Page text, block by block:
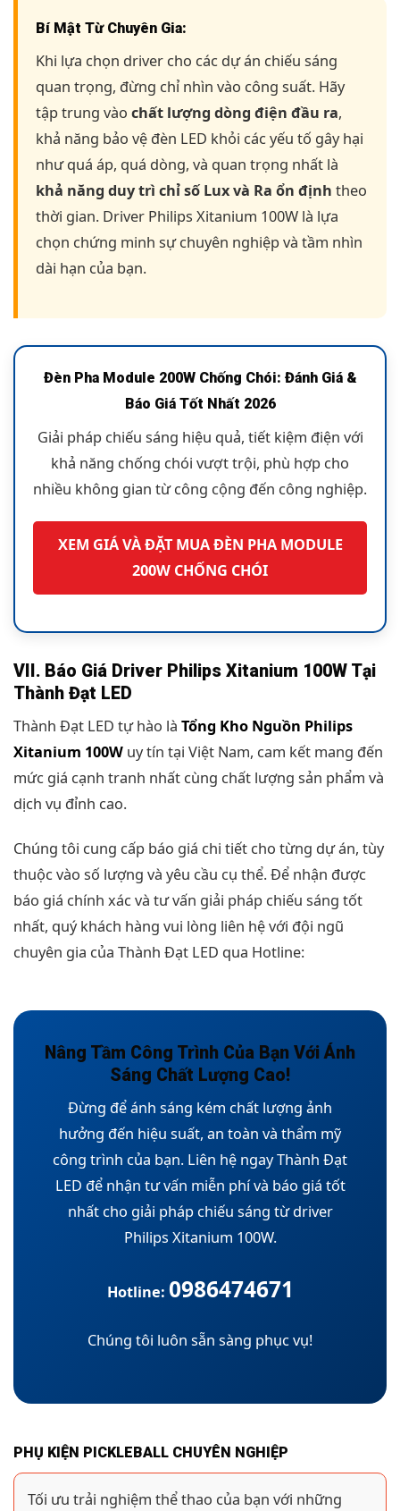
Bí Mật Từ Chuyên Gia:
Khi lựa chọn driver cho các dự án chiếu sáng
quan trọng, đừng chỉ nhìn vào công suất. Hãy
tập trung vào chất lượng dòng điện đầu ra,
khả năng bảo vệ đèn LED khỏi các yếu tố gây hại
như quá áp, quá dòng, và quan trọng nhất là
khả năng duy trì chỉ số Lux và Ra ổn định theo
thời gian. Driver Philips Xitanium 100W là lựa
chọn chứng minh sự chuyên nghiệp và tầm nhìn
dài hạn của bạn.
Đèn Pha Module 200W Chống Chói: Đánh Giá &
Báo Giá Tốt Nhất 2026
Giải pháp chiếu sáng hiệu quả, tiết kiệm điện với
khả năng chống chói vượt trội, phù hợp cho
nhiều không gian từ công cộng đến công nghiệp.
XEM GIÁ VÀ ĐẶT MUA ĐÈN PHA MODULE
200W CHỐNG CHÓI
VII. Báo Giá Driver Philips Xitanium 100W Tại
Thành Đạt LED
Thành Đạt LED tự hào là Tổng Kho Nguồn Philips
Xitanium 100W uy tín tại Việt Nam, cam kết mang đến
mức giá cạnh tranh nhất cùng chất lượng sản phẩm và
dịch vụ đỉnh cao.
Chúng tôi cung cấp báo giá chi tiết cho từng dự án, tùy
thuộc vào số lượng và yêu cầu cụ thể. Để nhận được
báo giá chính xác và tư vấn giải pháp chiếu sáng tốt
nhất, quý khách hàng vui lòng liên hệ với đội ngũ
chuyên gia của Thành Đạt LED qua Hotline:
Nâng Tầm Công Trình Của Bạn Với Ánh
Sáng Chất Lượng Cao!
Đừng để ánh sáng kém chất lượng ảnh
hưởng đến hiệu suất, an toàn và thẩm mỹ
công trình của bạn. Liên hệ ngay Thành Đạt
LED để nhận tư vấn miễn phí và báo giá tốt
nhất cho giải pháp chiếu sáng từ driver
Philips Xitanium 100W.
Hotline: 0986474671
Chúng tôi luôn sẵn sàng phục vụ!
PHỤ KIỆN PICKLEBALL CHUYÊN NGHIỆP
Tối ưu trải nghiệm thể thao của bạn với những